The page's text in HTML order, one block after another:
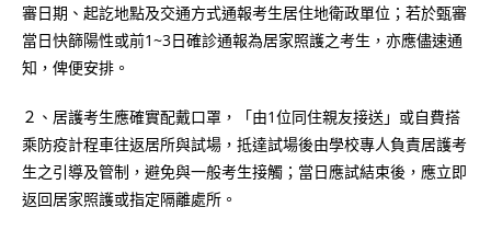
審日期、起訖地點及交通方式通報考生居住地衛政單位；若於甄審
當日快篩陽性或前1~3日確診通報為居家照護之考生，亦應儘速通
知，俾便安排。
２、居護考生應確實配戴口罩，「由1位同住親友接送」或自費搭
乘防疫計程車往返居所與試場，抵達試場後由學校專人負責居護考
生之引導及管制，避免與一般考生接觸；當日應試結束後，應立即
返回居家照護或指定隔離處所。